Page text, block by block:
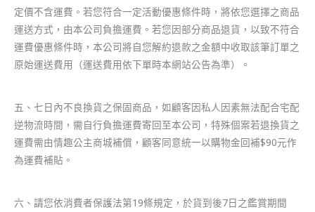
定價不含運費。若您符合一定活動優惠條件時，將依您選擇之商品
運送方式，由本公司負擔運費。若您因部分商品退貨，以致不符合
運費優惠條件時，本公司將自您解約退款之金額中收取該筆訂單之
原始運送費用（運送費用依下單時本網站公告為準）。
五、七日內不良換貨之保固商品，如顧客因私人因素無法配合宅配
逆物流時間，需自行負擔運費寄回至本公司，特殊個案若退換貨之
運費需由情趣公主商城補償，顧客同意統一以購物金回補$90元作
為運費補貼。
六、請您依消費者保護法第19條規定，於貨到後7日之鑑賞期間